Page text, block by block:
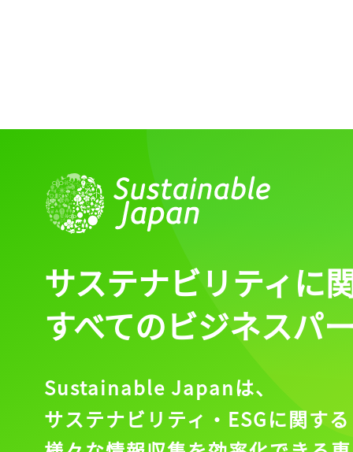
サステナビリティに
すべてのビジネスパ
Sustainable Japanは、
サステナビリティ・ESGに関する